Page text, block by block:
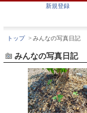
新規登録
トップ > みんなの写真日記
みんなの写真日記